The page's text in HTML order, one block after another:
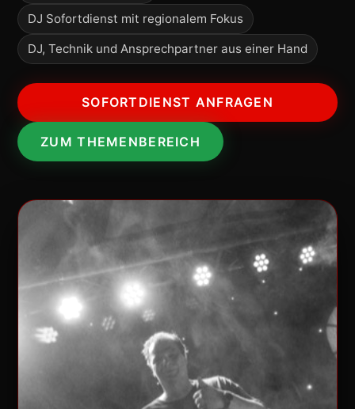
DJ Sofortdienst mit regionalem Fokus
DJ, Technik und Ansprechpartner aus einer Hand
SOFORTDIENST ANFRAGEN
ZUM THEMENBEREICH